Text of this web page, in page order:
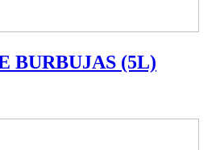
BURBUJAS (5L)